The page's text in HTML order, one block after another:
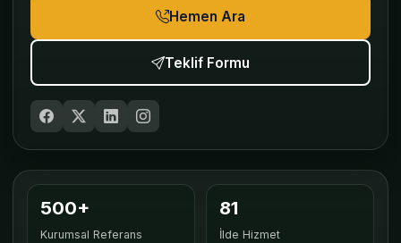
Hemen Ara
Teklif Formu
500+
Kurumsal Referans
81
İlde Hizmet